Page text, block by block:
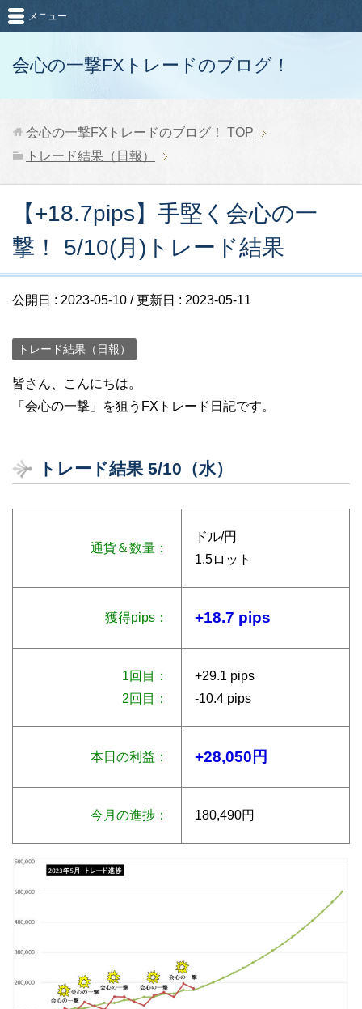
会心の一撃FXトレードのブログ！
メニュー
会心の一撃FXトレードのブログ！
TOP
トレード結果（日報）
【+18.7pips】手堅く会心の一
撃！ 5/10(月)トレード結果
公開日 : 2023-05-10 / 更新日 : 2023-05-11
トレード結果（日報）
皆さん、こんにちは。
「会心の一撃」を狙うFXトレード日記です。
トレード結果 5/10（水）
通貨＆数量：
ドル/円
1.5ロット
獲得pips： +18.7 pips
1回目：
2回目：
+29.1 pips
-10.4 pips
本日の利益： +28,050円
今月の進捗： 180,490円